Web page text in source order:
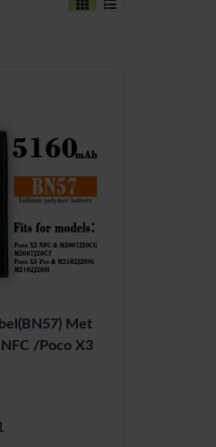
Met
/Poco X3